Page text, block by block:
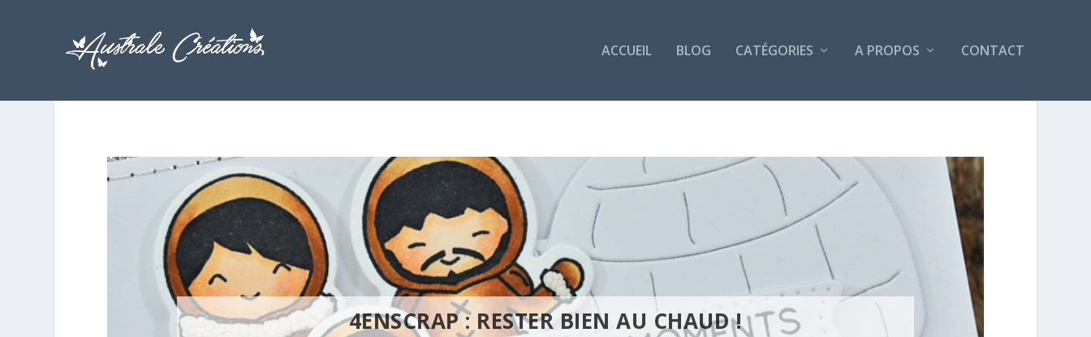
ACCUEIL BLOG CATÉGORIES A PROPOS CONTACT
4ENSCRAP : RESTER BIEN AU CHAUD !